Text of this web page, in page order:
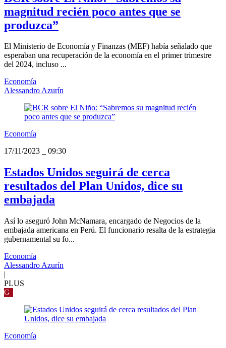
magnitud recién poco antes que se
produzca”
El Ministerio de Economía y Finanzas (MEF) había señalado que
esperaban una recuperación de la economía en el primer trimestre
del 2024, incluso ...
Economía
Alessandro Azurín
Economía
17/11/2023
09:30
Estados Unidos seguirá de cerca
resultados del Plan Unidos, dice su
embajada
Así lo aseguró John McNamara, encargado de Negocios de la
embajada americana en Perú. El funcionario resalta de la estrategia
gubernamental su fo...
Economía
Alessandro Azurín
|
PLUS
G
Economía